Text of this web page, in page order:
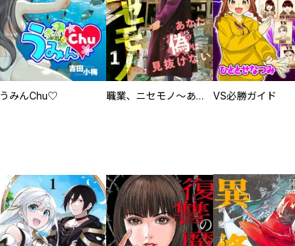
うみんChu♡ 職業、ニセモノ～あなたに偽は見抜けない【電子単行本版】 VS必勝ガイド